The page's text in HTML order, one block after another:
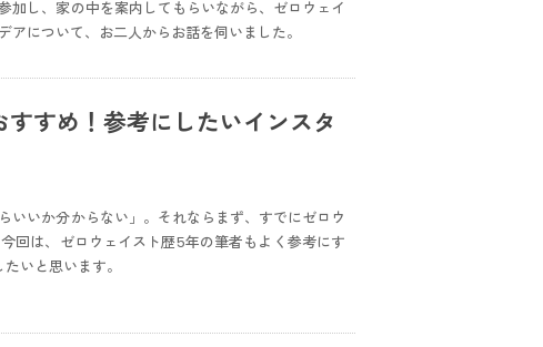
加し、家の中を案内してもらいながら、ゼロウェイ
について、お二人からお話を伺いました。
すめ！参考にしたいインスタ
いいか分からない」。それならまず、すでにゼロウ
回は、ゼロウェイスト歴5年の筆者もよく参考にす
いと思います。